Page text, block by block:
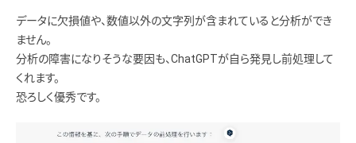
データに欠損値や、数値以外の文字列が含まれていると分析ができ
ません。
分析の障害になりそうな要因も、ChatGPTが自ら発見し前処理して
くれます。
恐ろしく優秀です。